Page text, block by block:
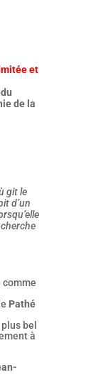
et
de la
git le
d’un
comme
Pathé
bel
à